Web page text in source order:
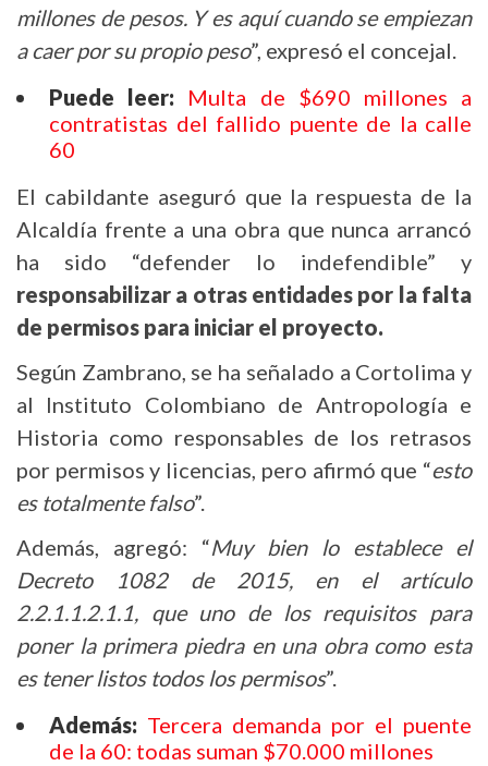
millones de pesos. Y es aquí cuando se empiezan
a caer por su propio peso”, expresó el concejal.
Puede leer: Multa de $690 millones a
contratistas del fallido puente de la calle
60
El cabildante aseguró que la respuesta de la
Alcaldía frente a una obra que nunca arrancó
ha sido “defender lo indefendible” y
responsabilizar a otras entidades por la falta
de permisos para iniciar el proyecto.
Según Zambrano, se ha señalado a Cortolima y
al Instituto Colombiano de Antropología e
Historia como responsables de los retrasos
por permisos y licencias, pero afirmó que “esto
es totalmente falso”.
Además, agregó: “Muy bien lo establece el
Decreto 1082 de 2015, en el artículo
2.2.1.1.2.1.1, que uno de los requisitos para
poner la primera piedra en una obra como esta
es tener listos todos los permisos”.
Además: Tercera demanda por el puente
de la 60: todas suman $70.000 millones